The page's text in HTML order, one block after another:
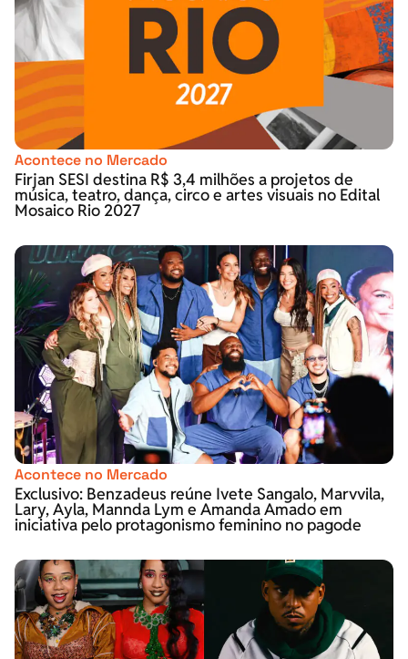
Acontece no Mercado
Firjan SESI destina R$ 3,4 milhões a projetos de
música, teatro, dança, circo e artes visuais no Edital
Mosaico Rio 2027
Acontece no Mercado
Exclusivo: Benzadeus reúne Ivete Sangalo, Marvvila,
Lary, Ayla, Mannda Lym e Amanda Amado em
iniciativa pelo protagonismo feminino no pagode